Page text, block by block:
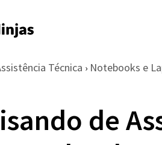
Técnica › Notebooks e
de